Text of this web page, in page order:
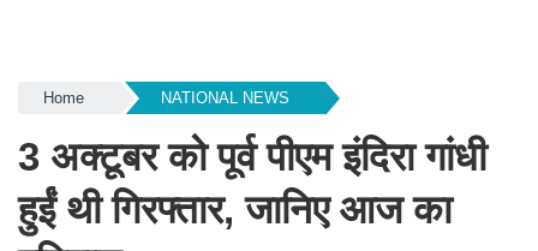
Home NATIONAL NEWS
3 अक्टूबर को पूर्व पीएम इंदिरा गांधी
हुईं थी गिरफ्तार, जानिए आज का